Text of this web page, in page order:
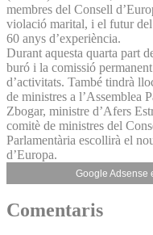
membres del Consell
violació marital, i el futur
60 anys d’experiència.
Durant aquesta quarta part
buró i la comissió
d’activitats. També tindrà
de ministres a l’Assemblea
Zbogar, ministre d’Afers
comitè de ministres del
Parlamentària escollirà el
d’Europa.
Google Adsense
Comentaris